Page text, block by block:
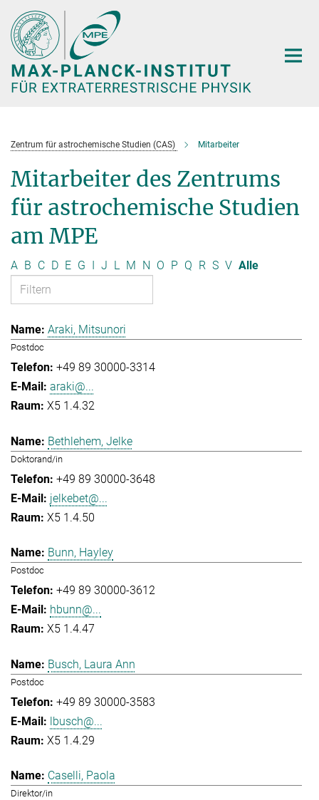
Hauptinhalt
Zentrum für astrochemische Studien (CAS) Mitarbeiter
Mitarbeiter des Zentrums
für astrochemische Studien
am MPE
A B C D E G I J L M N O P Q R S V Alle
Araki, Mitsunori
Postdoc
+49 89 30000-3314
araki@...
X5 1.4.32
Bethlehem, Jelke
Doktorand/in
+49 89 30000-3648
jelkebet@...
X5 1.4.50
Bunn, Hayley
Postdoc
+49 89 30000-3612
hbunn@...
X5 1.4.47
Busch, Laura Ann
Postdoc
+49 89 30000-3583
lbusch@...
X5 1.4.29
Caselli, Paola
Direktor/in